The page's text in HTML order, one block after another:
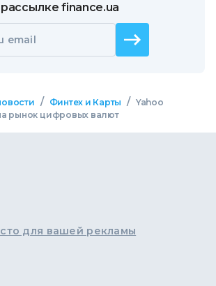
рассылке finance.ua
email
/ Финтех и Карты / Yahoo
рынок цифровых валют
для вашей рекламы